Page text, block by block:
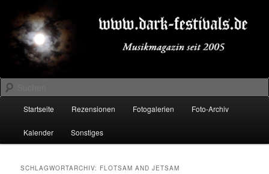
primären
Inhalt
springen
sekundären
Inhalt
springenDARK-FESTIVALS.DE
Suchen
Startseite Rezensionen Fotogalerien Foto-Archiv
Kalender Sonstiges
SCHLAGWORTARCHIV: FLOTSAM AND JETSAM